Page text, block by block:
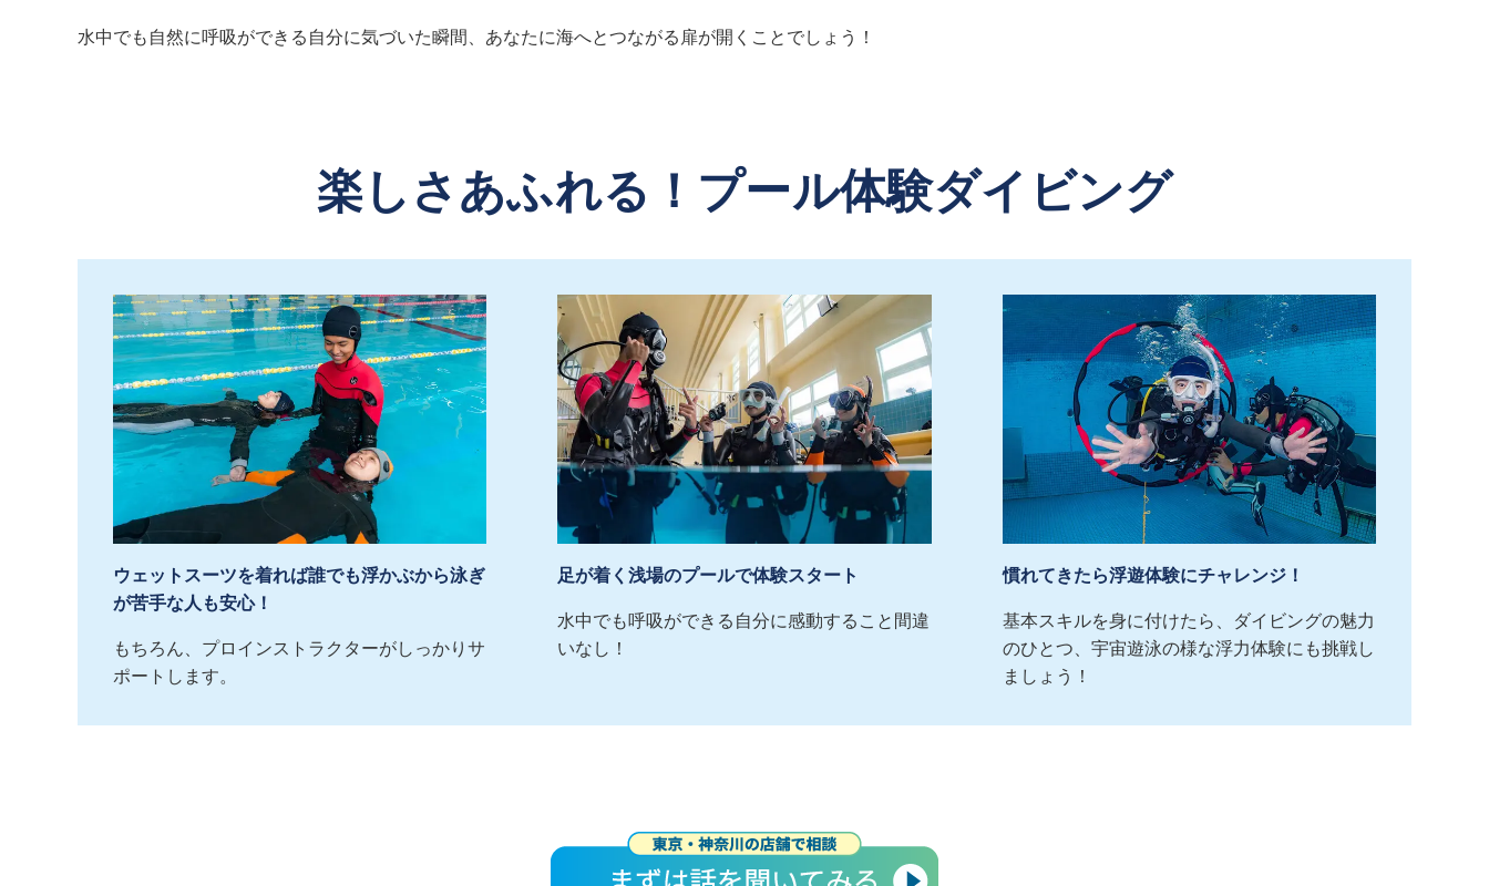
水中でも自然に呼吸ができる自分に気づいた瞬間、あなたに海へとつながる扉が開くことでしょう！
楽しさあふれる！ プール体験ダイビング
ウェットスーツを着れば誰でも浮かぶから泳ぎ
が苦手な人も安心！
もちろん、プロインストラクターがしっかりサ
ポートします。
足が着く浅場のプールで体験スタート
水中でも呼吸ができる自分に感動すること間違
いなし！
慣れてきたら浮遊体験にチャレンジ！
基本スキルを身に付けたら、ダイビングの魅力
のひとつ、宇宙遊泳の様な浮力体験にも挑戦し
ましょう！